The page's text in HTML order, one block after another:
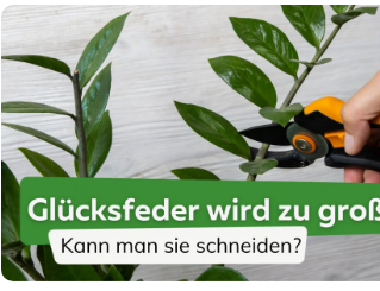
eher dunkel, kann es passieren, dass sie zu
groß wird, kann man diese dann einfach
abschneiden? Erfahren Sie hier, ...